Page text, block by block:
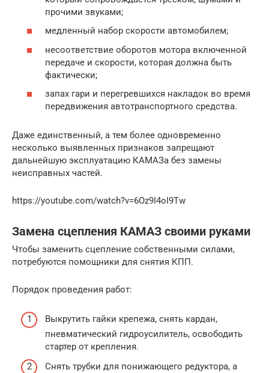
прочими звуками;
медленный набор скорости автомобилем;
несоответствие оборотов мотора включенной
передаче и скорости, которая должна быть
фактически;
запах гари и перегревшихся накладок во время
передвижения автотранспортного средства.
Даже единственный, а тем более одновременно
несколько выявленных признаков запрещают
дальнейшую эксплуатацию КАМАЗа без замены
неисправных частей.
https://youtube.com/watch?v=6Oz9I4oI9Tw
Замена сцепления КАМАЗ своими руками
Чтобы заменить сцепление собственными силами,
потребуются помощники для снятия КПП.
Порядок проведения работ:
Выкрутить гайки крепежа, снять кардан,
пневматический гидроусилитель, освободить
стартер от крепления.
Снять трубки для понижающего редуктора, а